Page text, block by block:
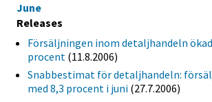
June
Releases
Försäljningen inom detaljhandeln
procent (11.8.2006)
Snabbestimat för detaljhandeln:
med 8,3 procent i juni (27.7.2006)